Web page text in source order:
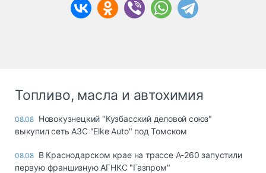
Топливо, масла и автохимия
08.08 Новокузнецкий "Кузбасский деловой союз"
выкупил сеть АЗС "Elke Auto" под Томском
08.08 В Краснодарском крае на трассе А-260 запустили
первую франшизную АГНКС "Газпром"